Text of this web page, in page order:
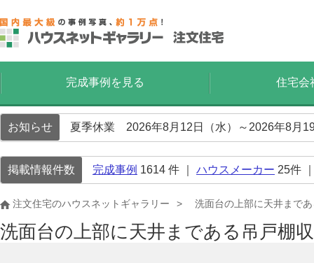
完成事例を見る 住宅会
お知らせ 夏季休業 2026年8月12日（水）～2026年8月
掲載情報件数 完成事例 1614 件 ｜ ハウスメーカー 25件
注文住宅のハウスネットギャラリー 洗面台の上部に天井まで
洗面台の上部に天井まである吊戸棚